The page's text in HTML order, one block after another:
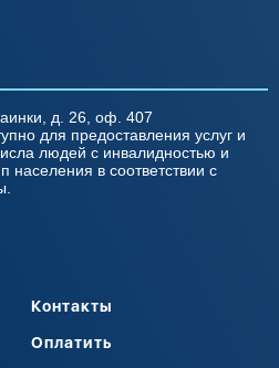
д. 26, оф. 407
для предоставления услуг и
в соответствии с